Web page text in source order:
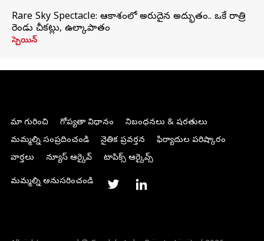
Rare Sky Spectacle: ఆకాశంలో అరుదైన అద్భుతం.. ఒకే రాత్రి
రెండు చీకట్లు, ఉల్కాపాతం
స్పెయిన్
మా గురించి గోప్యతా విధానం
నిబంధనలు & షరతులు
మమ్మల్ని సంప్రదించండి
నైతిక ప్రవర్తన
ఫిర్యాదుల పరిష్కారం
వార్తలు
న్యూస్ ఆర్కైవ్ టాపిక్స్ ఆర్కైవ్స్
మమ్మల్ని అనుసరించండి